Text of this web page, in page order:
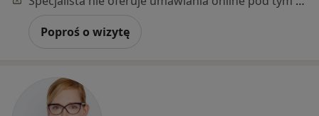
Poproś o wizytę